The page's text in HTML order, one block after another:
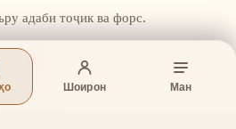
Шоирон Ман
адаби тоҷик ва форс.